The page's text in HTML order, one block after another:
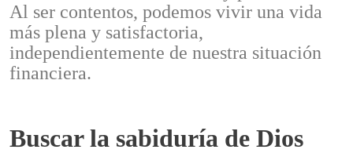
Al ser contentos, podemos vivir una vida
más plena y satisfactoria,
independientemente de nuestra situación
financiera.
Buscar la sabiduría de Dios